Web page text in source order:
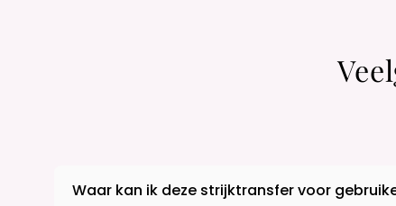
Waar kan ik deze strijktransfer voor